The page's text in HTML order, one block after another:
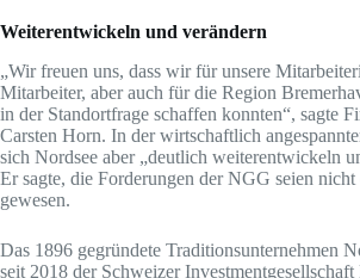
Weiterentwickeln und verändern
„Wir freuen uns, dass wir für unsere
Mitarbeiter, aber auch für die Region
in der Standortfrage schaffen konnten“, sagte
Carsten Horn. In der wirtschaftlich
sich Nordsee aber „deutlich weiterentwickeln
Er sagte, die Forderungen der NGG seien
gewesen.
Das 1896 gegründete Traditionsunternehmen
seit 2018 der Schweizer